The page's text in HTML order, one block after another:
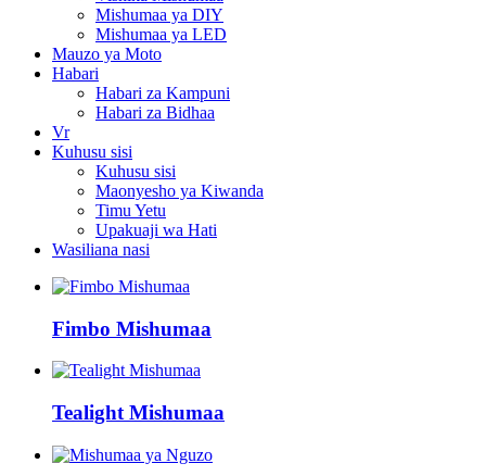
Mishumaa ya DIY
Mishumaa ya LED
Mauzo ya Moto
Habari
Habari za Kampuni
Habari za Bidhaa
Vr
Kuhusu sisi
Kuhusu sisi
Maonyesho ya Kiwanda
Timu Yetu
Upakuaji wa Hati
Wasiliana nasi
Fimbo Mishumaa
Tealight Mishumaa